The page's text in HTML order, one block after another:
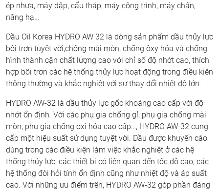
ép nhựa, máy dập, cẩu tháp, máy công trình, máy chấn,
nâng hạ…
Dầu Oil Korea HYDRO AW 32 là dòng sản phẩm dầu thủy lực
bôi trơn tuyệt vời,chống mài mòn, chống ôxy hóa và chống
hình thành cặn chất lượng cao với chỉ số độ nhớt cao, thích
hợp bôi trơn các hệ thống thủy lực hoạt động trong điều kiện
thông thường và khắc nghiệt với sự thay đổi nhiệt độ lớn.
HYDRO AW-32 là dầu thủy lực gốc khoáng cao cấp với độ
nhớt ổn định. Với các phụ gia chống gỉ, phụ gia chống mài
mòn, phụ gia chống oxi hóa cao cấp…, HYDRO AW-32 cung
cấp một hiệu suất sử dụng tuyệt vời. Dầu được khuyến cáo
dùng trong các điều kiện làm việc khắc nghiệt ở các hệ
thống thủy lực, các thiết bị có liên quan đến tốc độ cao, các
hệ thống đòi hỏi tính ổn định cũng như nhiệt độ và áp suất
cao. Với những ưu điểm trên, HYDRO AW-32 góp phần đáng